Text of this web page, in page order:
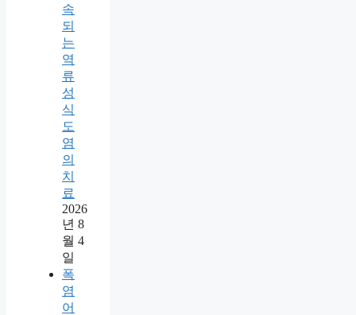
속
되
는
역
류
성
식
도
염
의
치
료
2026
년 8
월 4
일
폭
염
어